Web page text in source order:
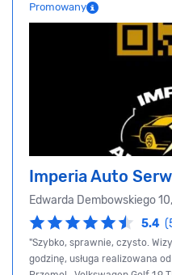
Promowany
Imperia Auto
Edwarda Dembowskiego
5.4
"Szybko, sprawnie, czysto.
godzinę, usługa realizowana od